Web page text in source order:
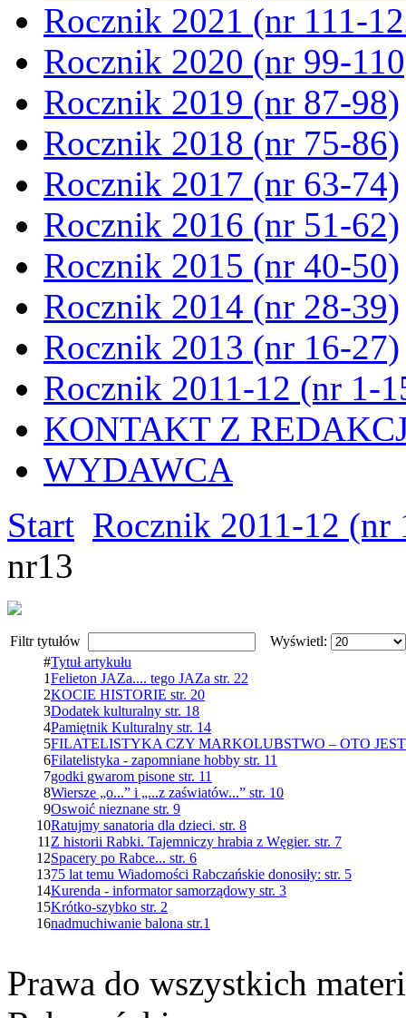
Rocznik 2021 (nr 111-
Rocznik 2020 (nr 99-
Rocznik 2019 (nr 87-98)
Rocznik 2018 (nr 75-86)
Rocznik 2017 (nr 63-74)
Rocznik 2016 (nr 51-62)
Rocznik 2015 (nr 40-50)
Rocznik 2014 (nr 28-39)
Rocznik 2013 (nr 16-27)
Rocznik 2011-12 (nr 1-
KONTAKT Z
WYDAWCA
Start Rocznik 2011-12 (nr
nr13
Filtr tytułów
Wyświetl:
#Tytuł artykułu
1Felieton JAZa.... tego JAZa str. 22
2KOCIE HISTORIE str. 20
3Dodatek kulturalny str. 18
4Pamiętnik Kulturalny str. 14
5FILATELISTYKA CZY MARKOLUBSTWO – OTO
6Filatelistyka - zapomniane hobby str. 11
7godki gwarom pisone str. 11
8Wiersze „o...” i „...z zaświatów...” str. 10
9Oswoić nieznane str. 9
10Ratujmy sanatoria dla dzieci. str. 8
11 Z historii Rabki. Tajemniczy hrabia z Węgier. str. 7
12Spacery po Rabce... str. 6
1375 lat temu Wiadomości Rabczańskie donosiły: str. 5
14Kurenda - informator samorządowy str. 3
15Krótko-szybko str. 2
16nadmuchiwanie balona str.1
Prawa do wszystkich